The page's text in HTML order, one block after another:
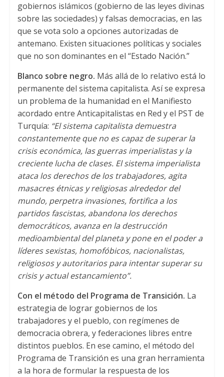
gobiernos islámicos (gobierno de las leyes divinas
sobre las sociedades) y falsas democracias, en las
que se vota solo a opciones autorizadas de
antemano. Existen situaciones políticas y sociales
que no son dominantes en el “Estado Nación.”
Blanco sobre negro. Más allá de lo relativo está lo
permanente del sistema capitalista. Así se expresa
un problema de la humanidad en el Manifiesto
acordado entre Anticapitalistas en Red y el PST de
Turquía: “El sistema capitalista demuestra
constantemente que no es capaz de superar la
crisis económica, las guerras imperialistas y la
creciente lucha de clases. El sistema imperialista
ataca los derechos de los trabajadores, agita
masacres étnicas y religiosas alrededor del
mundo, perpetra invasiones, fortifica a los
partidos fascistas, abandona los derechos
democráticos, avanza en la destrucción
medioambiental del planeta y pone en el poder a
líderes sexistas, homofóbicos, nacionalistas,
religiosos y autoritarios para intentar superar su
crisis y actual estancamiento”.
Con el método del Programa de Transición. La
estrategia de lograr gobiernos de los
trabajadores y el pueblo, con regímenes de
democracia obrera, y federaciones libres entre
distintos pueblos. En ese camino, el método del
Programa de Transición es una gran herramienta
a la hora de formular la respuesta de los